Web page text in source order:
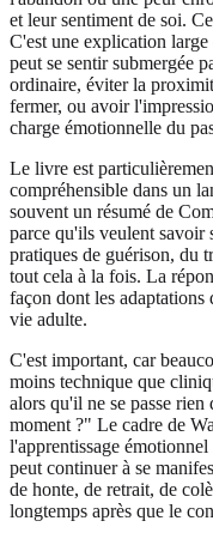
et leur sentiment de soi.
C'est une explication
peut se sentir submergée
ordinaire, éviter la
fermer, ou avoir
charge émotionnelle du
Le livre est
compréhensible dans un
souvent un résumé de
parce qu'ils veulent savoir
pratiques de guérison, du
tout cela à la fois. La
façon dont les adaptations
vie adulte.
C'est important, car
moins technique que
alors qu'il ne se passe rien
moment ?" Le cadre de
l'apprentissage
peut continuer à se
de honte, de retrait, de
longtemps après que le